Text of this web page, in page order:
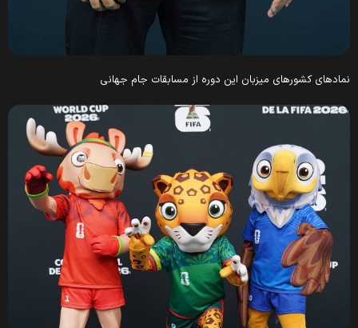
نمادهای کشورهای میزبان این دوره از مسابقات جام جهانی